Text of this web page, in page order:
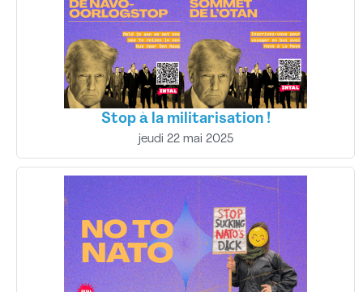
Stop à la militarisation !
jeudi 22 mai 2025